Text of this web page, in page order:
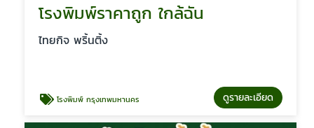
โรงพิมพ์ราคาถูก ใกล้ฉัน
ไทยกิจ พริ้นติ้ง
โรงพิมพ์ กรุงเทพมหานคร ดูรายละเอียด